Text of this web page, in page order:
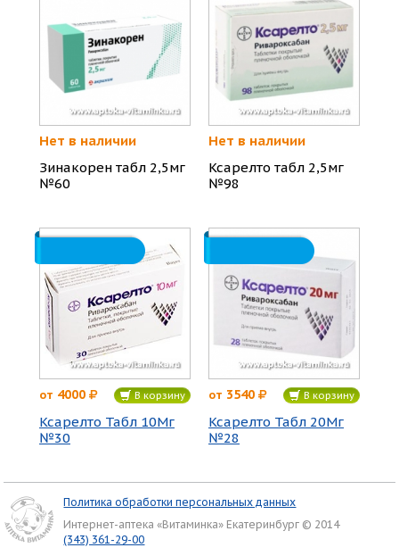
Нет в наличии
Зинакорен табл 2,5мг
№60
Нет в наличии
Ксарелто табл 2,5мг
№98
от 4000 В корзину
Ксарелто Табл 10Мг
№30
от 3540 В корзину
Ксарелто Табл 20Мг
№28
Политика обработки персональных данных
Интернет-аптека «Витаминка» Екатеринбург © 2014
(343) 361-29-00